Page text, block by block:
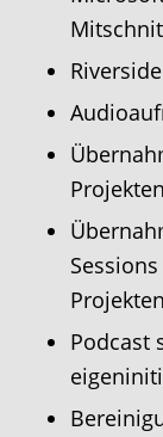
Projekten
Podcast